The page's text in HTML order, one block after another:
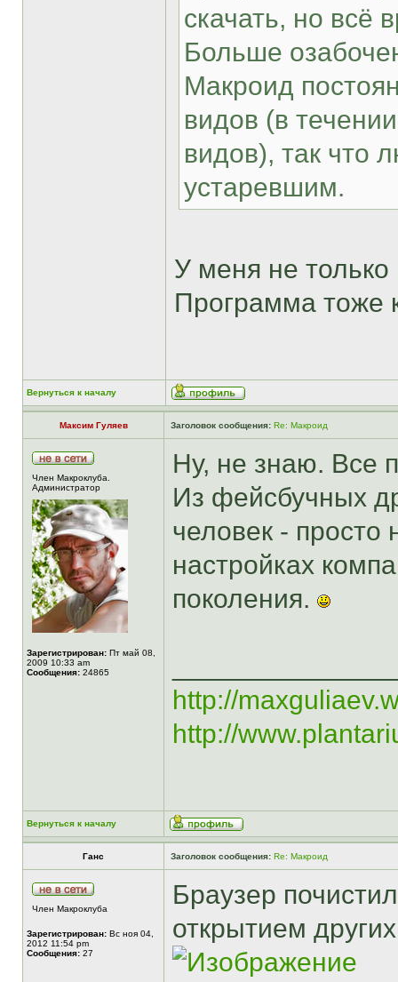
скачать, но всё
Больше
Макроид
видов (в
видов), так что
устаревшим.
У меня не только
Программа тоже
Вернуться к началу
Максим Гуляев Заголовок сообщения: Re: Макроид
Член Макроклуба.
Aдминистратор
Зарегистрирован: Пт май 08,
2009 10:33 am
Сообщения: 24865
Ну, не знаю. Все
Из фейсбучных
человек - просто
настройках
поколения.
http://
http://
Вернуться к началу
Ганс Заголовок сообщения: Re: Макроид
Член Макроклуба
Зарегистрирован: Вс ноя 04,
2012 11:54 pm
Сообщения: 27
Браузер
открытием